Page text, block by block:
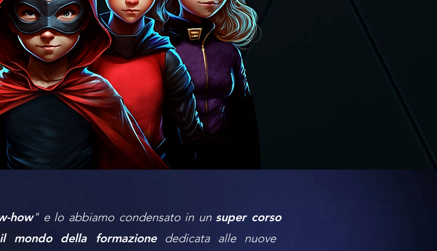
è fra i MINDSTORMERS!
how" e lo abbiamo condensato in un super corso
mondo della formazionededicata alle nuove